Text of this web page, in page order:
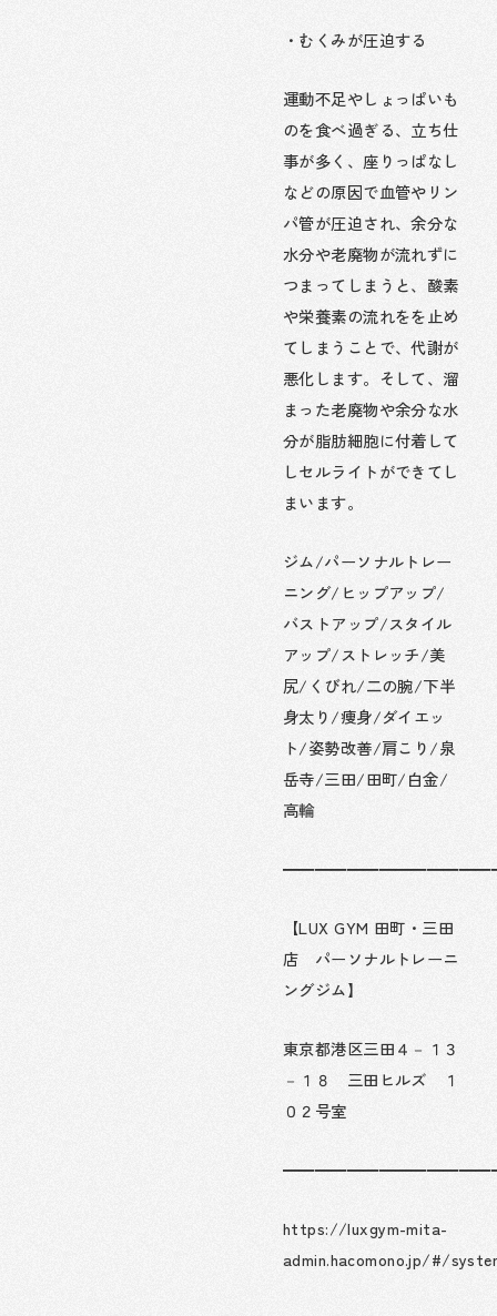
・むくみが圧迫する
運動不足やしょっぱいも
のを食べ過ぎる、立ち仕
事が多く、座りっぱなし
などの原因で血管やリン
パ管が圧迫され、余分な
水分や老廃物が流れずに
つまってしまうと、酸素
や栄養素の流れをを止め
てしまうことで、代謝が
悪化します。そして、溜
まった老廃物や余分な水
分が脂肪細胞に付着して
しセルライトができてし
まいます。
ジム/パーソナルトレー
ニング/ヒップアップ/
バストアップ/スタイル
アップ/ストレッチ/美
尻/くびれ/二の腕/下半
身太り/痩身/ダイエッ
ト/姿勢改善/肩こり/泉
岳寺/三田/田町/白金/
高輪
【LUX GYM 田町・三田
店 パーソナルトレーニ
ングジム】
東京都港区三田４－１３
－１８ 三田ヒルズ １
０２号室
https://luxgym-mita-
admin.hacomono.jp/#/